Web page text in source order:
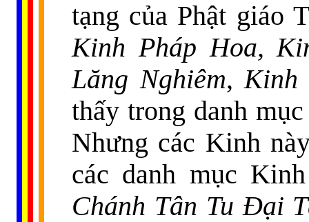
tạng của Phật giáo
Kinh Pháp Hoa,
Lăng Nghiêm,Kinh
thấy trong danh
Nhưng các Kinh
các danh mục
Chánh Tân Tu Đại